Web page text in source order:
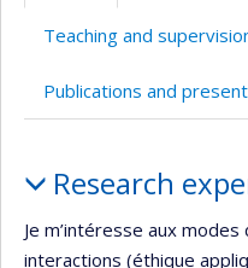
Teaching and
Publications and
Research
Je m’intéresse aux
interactions (éthique